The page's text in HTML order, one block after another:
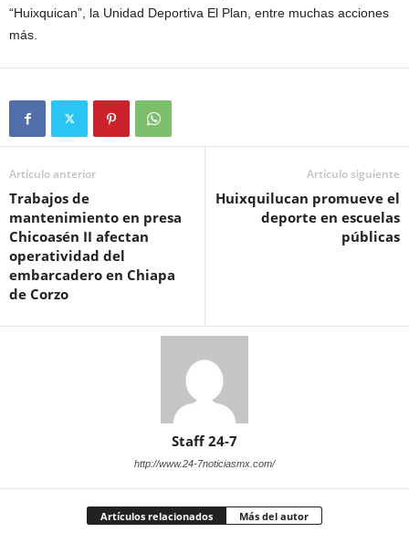
“Huixquican”, la Unidad Deportiva El Plan, entre muchas acciones
más.
Artículo anterior
Trabajos de
mantenimiento en presa
Chicoasén II afectan
operatividad del
embarcadero en Chiapa
de Corzo
Artículo siguiente
Huixquilucan promueve el
deporte en escuelas
públicas
Staff 24-7
http://www.24-7noticiasmx.com/
Artículos relacionados Más del autor